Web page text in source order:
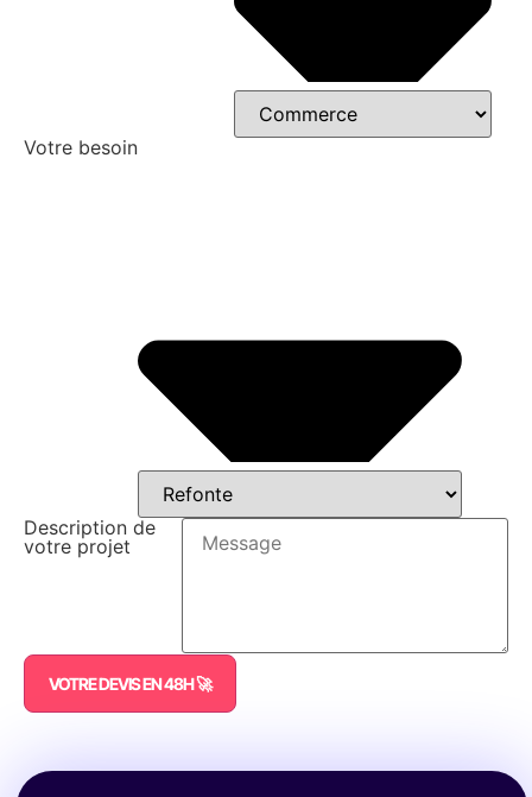
Votre besoin
Description de
votre projet
VOTRE DEVIS EN 48H 🚀